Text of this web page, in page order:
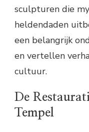
sculpturen die
heldendaden
een belangrijk
en vertellen
cultuur.
De
Tempel